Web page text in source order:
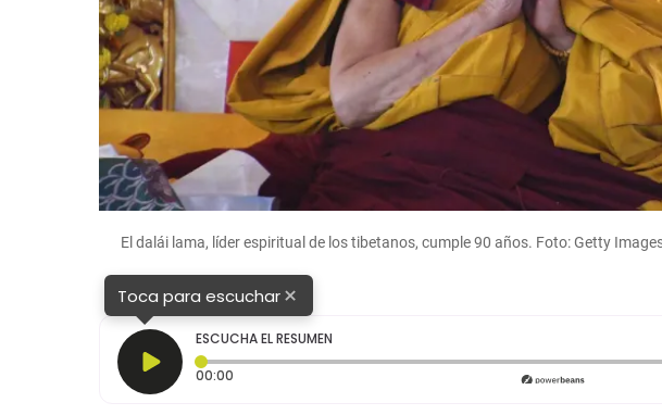
El dalái lama, líder espiritual de los tibetanos, cumple 90 años. Foto: Getty
Toca para escuchar×
ESCUCHA EL RESUMEN
00:00